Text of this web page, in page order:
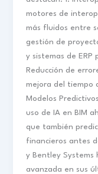
motores de
más fluidos entre
gestión de
y sistemas de ERP
Reducción de
mejora del tiempo
Modelos
uso de IA en BIM
que también
financieros antes
y Bentley
avanzada en sus